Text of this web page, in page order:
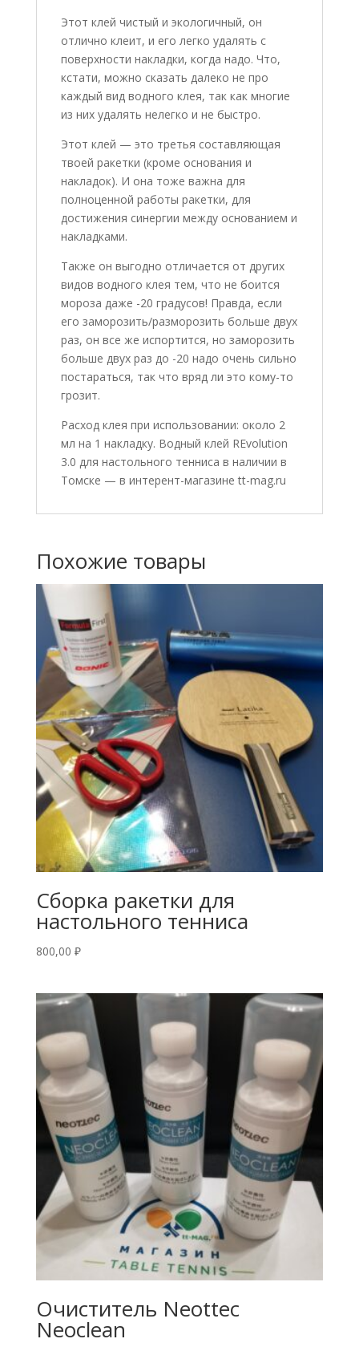
Этот клей чистый и экологичный, он
отлично клеит, и его легко удалять с
поверхности накладки, когда надо. Что,
кстати, можно сказать далеко не про
каждый вид водного клея, так как многие
из них удалять нелегко и не быстро.
Этот клей — это третья составляющая
твоей ракетки (кроме основания и
накладок). И она тоже важна для
полноценной работы ракетки, для
достижения синергии между основанием и
накладками.
Также он выгодно отличается от других
видов водного клея тем, что не боится
мороза даже -20 градусов! Правда, если
его заморозить/разморозить больше двух
раз, он все же испортится, но заморозить
больше двух раз до -20 надо очень сильно
постараться, так что вряд ли это кому-то
грозит.
Расход клея при использовании: около 2
мл на 1 накладку. Водный клей REvolution
3.0 для настольного тенниса в наличии в
Томске — в интерент-магазине tt-mag.ru
Похожие товары
Сборка ракетки для
настольного тенниса
800,00 ₽
Очиститель Neottec
Neoclean